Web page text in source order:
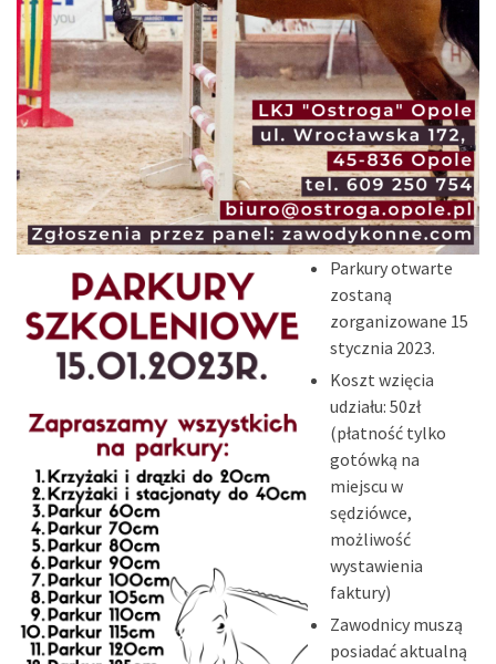
Parkury otwarte
zostaną
zorganizowane 15
stycznia 2023.
Koszt wzięcia
udziału: 50zł
(płatność tylko
gotówką na
miejscu w
sędziówce,
możliwość
wystawienia
faktury)
Zawodnicy muszą
posiadać aktualną